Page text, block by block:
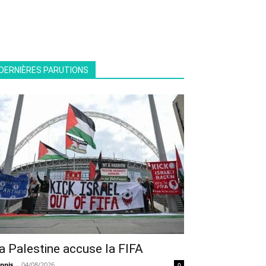
PARUTIONS
Palestine accuse la FIFA